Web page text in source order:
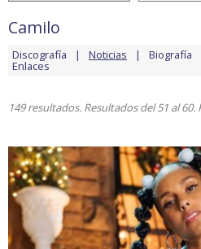
Camilo
Discografía Noticias Biografía
Enlaces
149 resultados. Resultados del 51 al 60.